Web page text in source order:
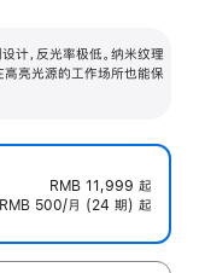
计，反光率极低。纳米纹理
高亮光源的工作场所也能保
RMB 11,999 起
500/月 (24 期) 起